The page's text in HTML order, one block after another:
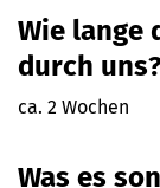
Wie lange
durch
ca. 2 Wochen
Was es